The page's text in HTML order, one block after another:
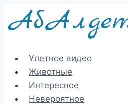
Перейти
Улетное видео
Животные
Интересное
Невероятное